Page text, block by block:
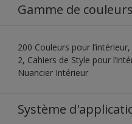
Gamme de couleurs
200 Couleurs pour
2, Cahiers de Style pour
Nuancier Intérieur
Système